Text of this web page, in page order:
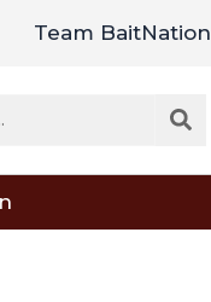
Team BaitNation